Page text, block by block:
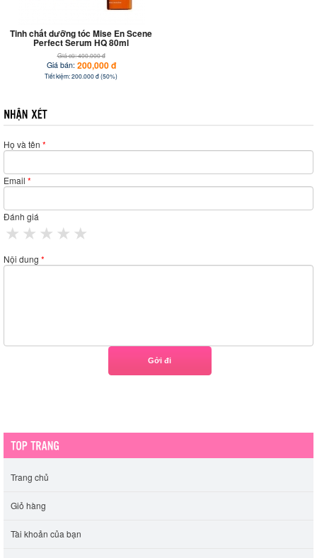
Tinh chất dưỡng tóc Mise En Scene
Perfect Serum HQ 80ml
Giá cũ: 400.000 đ
Giá bán: 200,000 đ
Tiết kiệm: 200.000 đ (50%)
Họ và tên *
Email *
Đánh giá
4 stars
3 stars
2 stars
1 star
Nội dung *
Trang chủ
Giỏ hàng
Tài khoản của bạn